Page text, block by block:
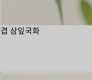
겹 삼잎국화